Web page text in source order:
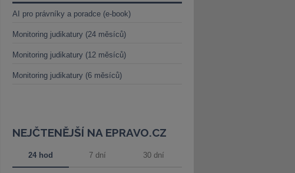
AI pro právníky a poradce (e-book)
Monitoring judikatury (24 měsíců)
Monitoring judikatury (12 měsíců)
Monitoring judikatury (6 měsíců)
NEJČTENĚJŠÍ NA EPRAVO.CZ
24 hod 7 dní 30 dní